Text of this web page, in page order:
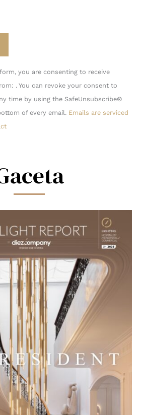
you are consenting to receive
. You can revoke your consent to
time by using the SafeUnsubscribe®
of every email. Emails are serviced